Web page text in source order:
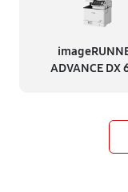
ADVANCE DX